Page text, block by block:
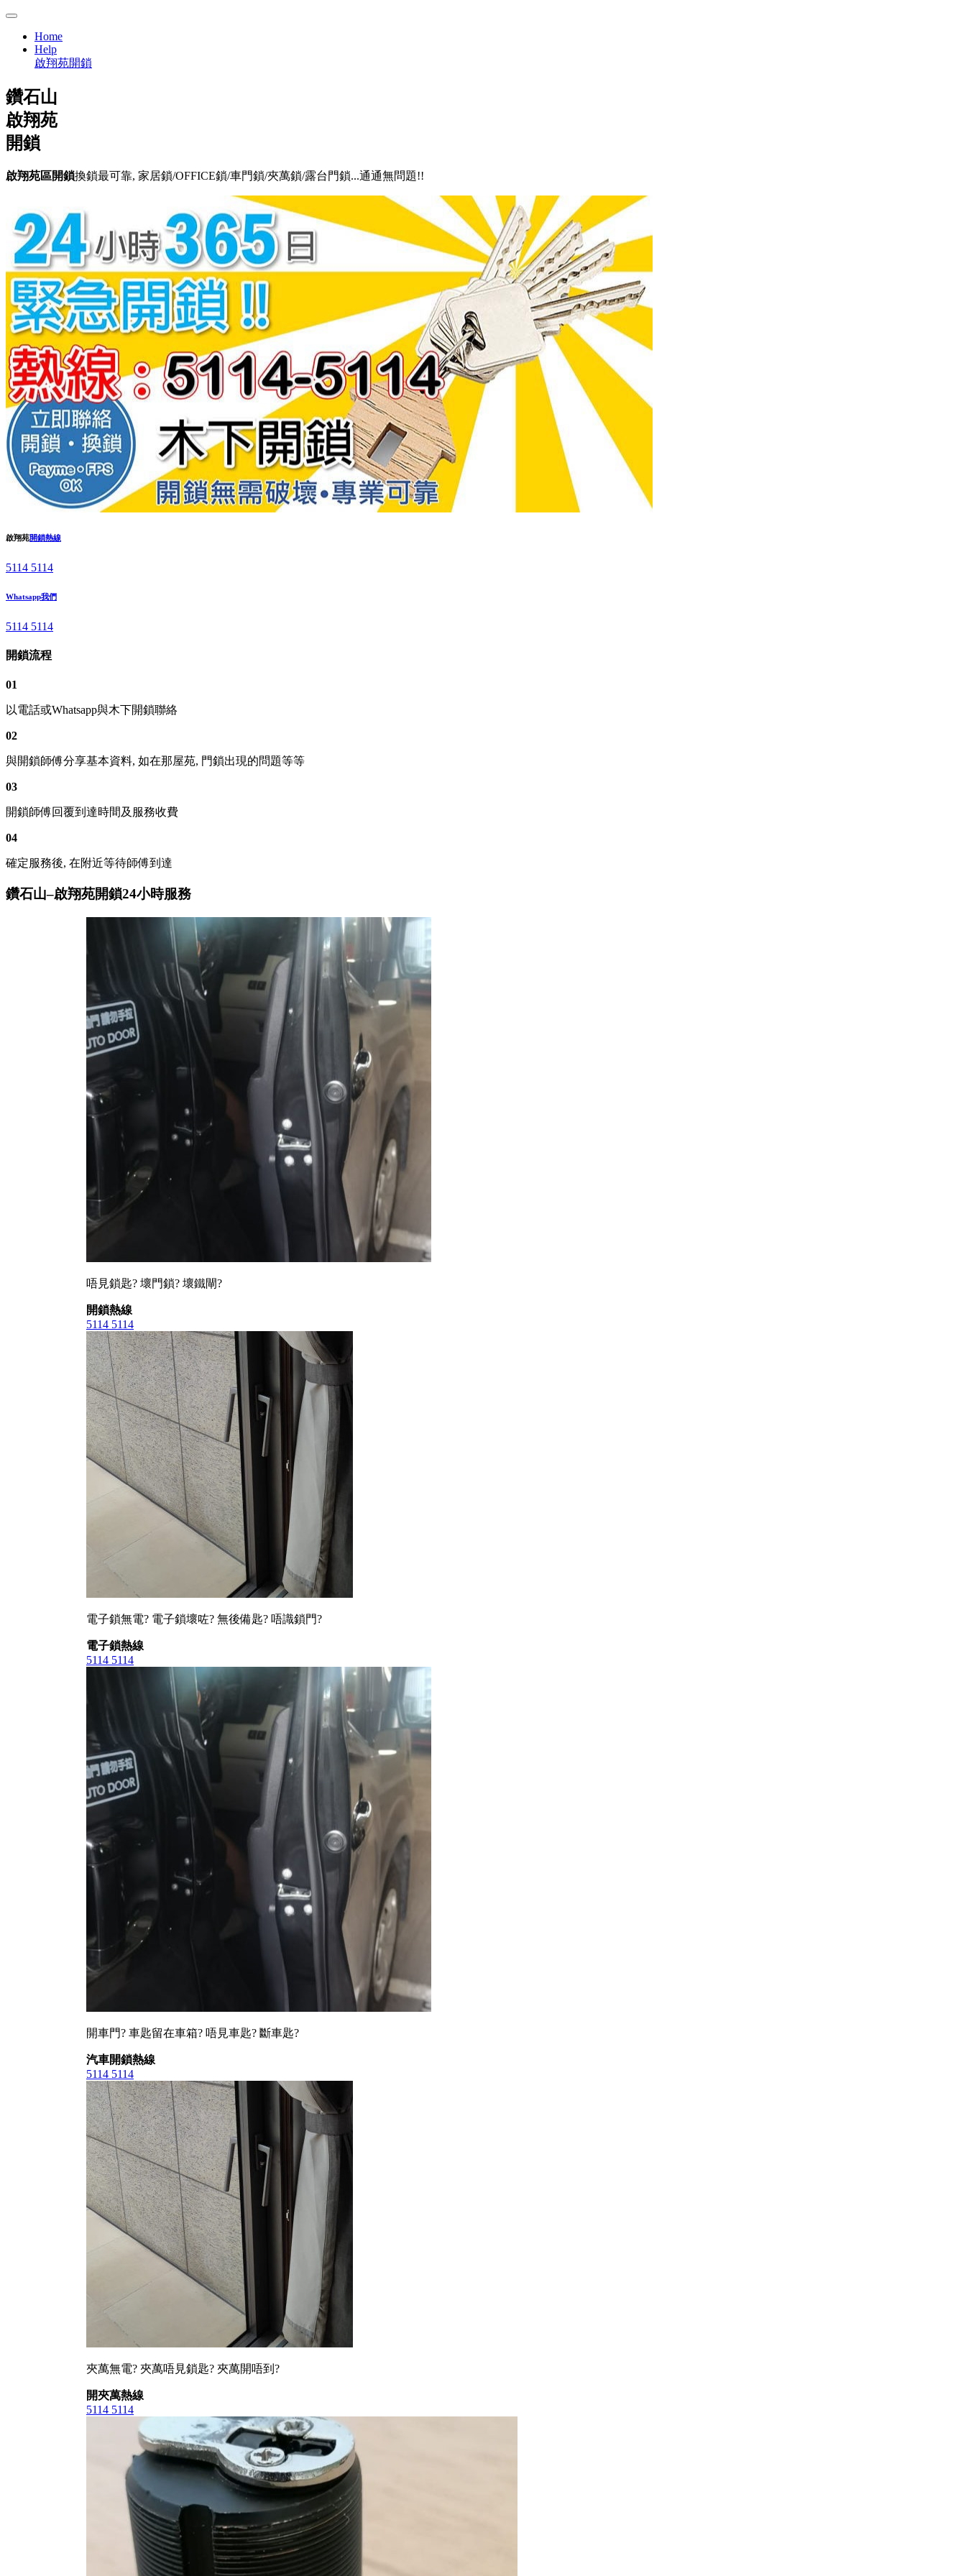
Home
Help
啟翔苑開鎖
鑽石山
啟翔苑
開鎖
啟翔苑區開鎖換鎖最可靠, 家居鎖/OFFICE鎖/車門鎖/夾萬鎖/露台門鎖...通通無問題!!
啟翔苑開鎖熱線
5114 5114
Whatsapp我們
5114 5114
開鎖流程
01
以電話或Whatsapp與木下開鎖聯絡
02
與開鎖師傅分享基本資料, 如在那屋苑, 門鎖出現的問題等等
03
開鎖師傅回覆到達時間及服務收費
04
確定服務後, 在附近等待師傅到達
鑽石山–啟翔苑開鎖24小時服務
唔見鎖匙? 壞門鎖? 壞鐵閘?
開鎖熱線
5114 5114
電子鎖無電? 電子鎖壞咗? 無後備匙? 唔識鎖門?
電子鎖熱線
5114 5114
開車門? 車匙留在車箱? 唔見車匙? 斷車匙?
汽車開鎖熱線
5114 5114
夾萬無電? 夾萬唔見鎖匙? 夾萬開唔到?
開夾萬熱線
5114 5114